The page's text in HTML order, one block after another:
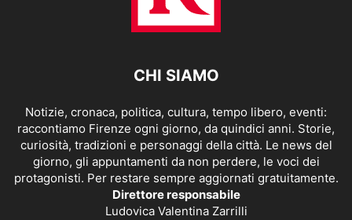
CHI SIAMO
Notizie, cronaca, politica, cultura, tempo libero, eventi:
raccontiamo Firenze ogni giorno, da quindici anni. Storie,
curiosità, tradizioni e personaggi della città. Le news del
giorno, gli appuntamenti da non perdere, le voci dei
protagonisti. Per restare sempre aggiornati gratuitamente.
Direttore responsabile
Ludovica Valentina Zarrilli